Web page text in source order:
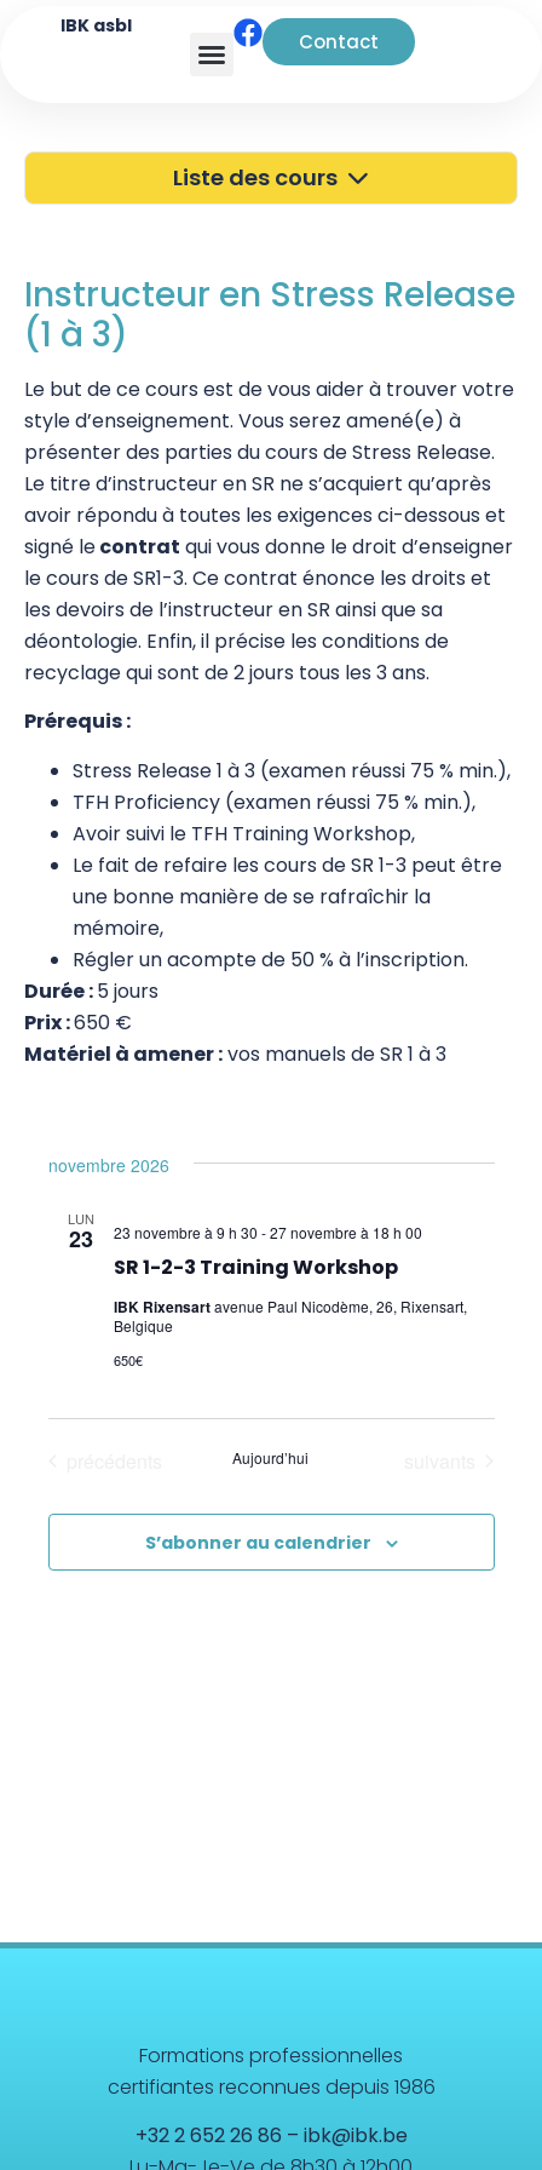
IBK asbl
Contact
Liste des cours
Portes Ouvertes
Atelier à Bruxelles
Découverte
Kinésiologie
Touch For Health
Wellness Kinesiology/Stress Release
Stress Release Training Workshop
Stress Release 1
Stress Release 2
Stress Release 3
SR Proficiency
SR 4a Défusion des traits de personnalité
négatifs
SR 4b Travail émotionnel avancé
Test Nutritionnel
Système Immunitaire
Kinesiology
Recyclage SR avancé
Instructeur en SR 1 à 3 (W. Topping)
Sensibilités et Allergies (W. Topping) –
Allergies
Topping) – Online – Q/A Instructor SR 1-3
Management
Exercices Biokinétiques
Instructeur en Stress Release
(1 à 3)
Le but de ce cours est de vous aider à trouver votre
style d’enseignement. Vous serez amené(e) à
présenter des parties du cours de Stress Release.
Le titre d’instructeur en SR ne s’acquiert qu’après
avoir répondu à toutes les exigences ci-dessous et
signé lecontrat qui vous donne le droit d’enseigner
le cours de SR1-3. Ce contrat énonce les droits et
les devoirs de l’instructeur en SR ainsi que sa
déontologie. Enfin, il précise les conditions de
recyclage qui sont de 2 jours tous les 3 ans.
Prérequis :
Stress Release 1 à 3 (examen réussi 75 % min.),
TFH Proficiency (examen réussi 75 % min.),
Avoir suivi le TFH Training Workshop,
Le fait de refaire les cours de SR 1-3 peut être
une bonne manière de se rafraîchir la
mémoire,
Régler un acompte de 50 % à l’inscription.
Durée :5 jours
Prix :650 €
Matériel à amener :vos manuels de SR 1 à 3
novembre 2026
LUN
23
SR 1-2-3 Training Workshop
23 novembre à 9 h 30 -27 novembre à 18 h 00
IBK Rixensartavenue Paul Nicodème, 26, Rixensart,
Belgique
650€
Aujourd’hui
S’abonner au calendrier
Formations professionnelles
certifiantes reconnues depuis 1986
+32 2 652 26 86 – ibk@ibk.be